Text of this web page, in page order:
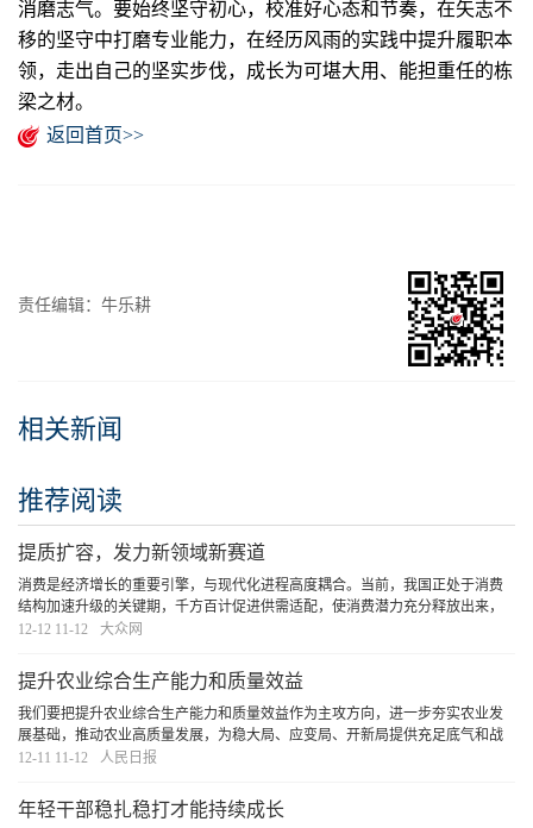
消磨志气。要始终坚守初心，校准好心态和节奏，在矢志不
移的坚守中打磨专业能力，在经历风雨的实践中提升履职本
领，走出自己的坚实步伐，成长为可堪大用、能担重任的栋
梁之材。
返回首页>>
责任编辑：牛乐耕
相关新闻
推荐阅读
提质扩容，发力新领域新赛道
消费是经济增长的重要引擎，与现代化进程高度耦合。当前，我国正处于消费
结构加速升级的关键期，千方百计促进供需适配，使消费潜力充分释放出来，
必将激发内需市场的“乘数效应”，助力中国经济航船劈波斩浪、行稳致远。
12-12 11-12 大众网
提升农业综合生产能力和质量效益
我们要把提升农业综合生产能力和质量效益作为主攻方向，进一步夯实农业发
展基础，推动农业高质量发展，为稳大局、应变局、开新局提供充足底气和战
略主动。[详细]
12-11 11-12 人民日报
年轻干部稳扎稳打才能持续成长